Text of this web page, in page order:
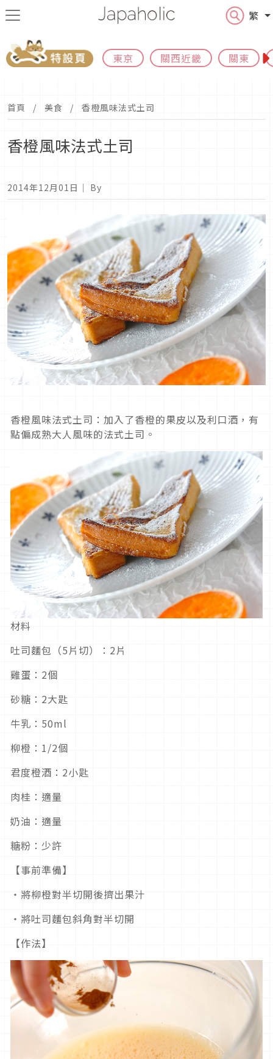
繁
東京 關西近畿 關東
首頁 美食 香橙風味法式土司
香橙風味法式土司
2014年12月01日 ｜ By
香橙風味法式土司：加入了香橙的果皮以及利口酒，有
點偏成熟大人風味的法式土司。
材料
吐司麵包（5片切）：2片
雞蛋：2個
砂糖：2大匙
牛乳：50ml
柳橙：1/2個
君度橙酒：2小匙
肉桂：適量
奶油：適量
糖粉：少許
【事前準備】
・將柳橙對半切開後擠出果汁
・將吐司麵包斜角對半切開
【作法】